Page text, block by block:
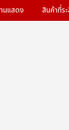
นแสดง สินค้าที่ร